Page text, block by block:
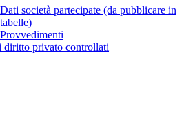
Dati società partecipate (da pubblicare in
tabelle)
Provvedimenti
diritto privato controllati